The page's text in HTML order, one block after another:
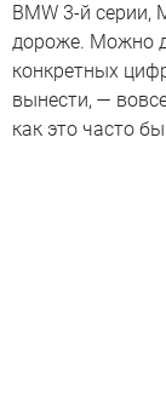
BMW 3-й серии,
дороже. Можно
конкретных
вынести, —
как это часто